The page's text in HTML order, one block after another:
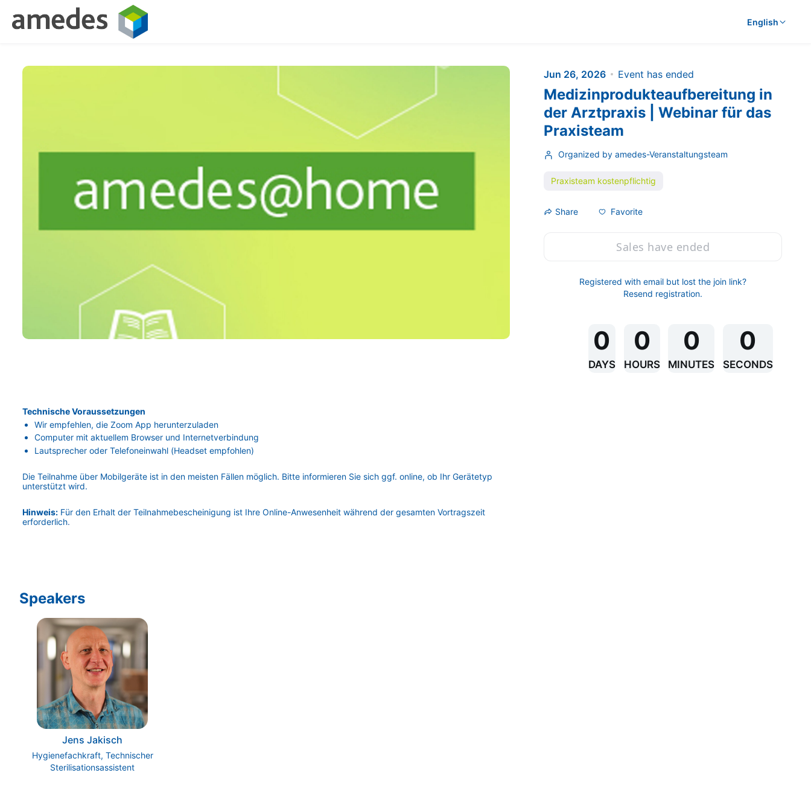
Skip to main content
English
Jun 26, 2026 Event has ended
Medizinprodukteaufbereitung in
der Arztpraxis | Webinar für das
Praxisteam
Organized by amedes-Veranstaltungsteam
Praxisteam kostenpflichtig
Share Favorite
Sales have ended
Registered with email but lost the join link?
Resend registration.
0
DAYS
0
HOURS
0
MINUTES
0
SECONDS
Technische Voraussetzungen
Wir empfehlen, die Zoom App herunterzuladen
Computer mit aktuellem Browser und Internetverbindung
Lautsprecher oder Telefoneinwahl (Headset empfohlen)
Die Teilnahme über Mobilgeräte ist in den meisten Fällen möglich. Bitte informieren Sie sich ggf. online, ob Ihr Gerätetyp
unterstützt wird.
Hinweis: Für den Erhalt der Teilnahmebescheinigung ist Ihre Online-Anwesenheit während der gesamten Vortragszeit
erforderlich.
Speakers
Jens Jakisch
Hygienefachkraft, Technischer
Sterilisationsassistent